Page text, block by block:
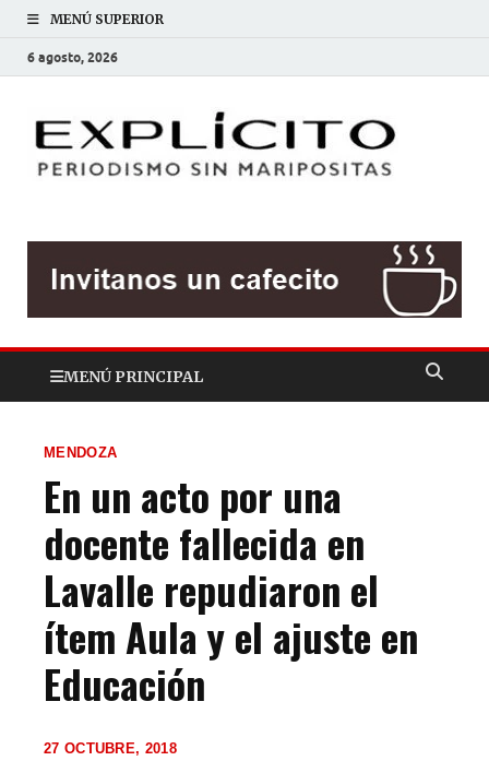
MENÚ SUPERIOR
6 agosto, 2026
MENÚ PRINCIPAL
MENDOZA
En un acto por una
docente fallecida en
Lavalle repudiaron el
ítem Aula y el ajuste en
Educación
27 OCTUBRE, 2018